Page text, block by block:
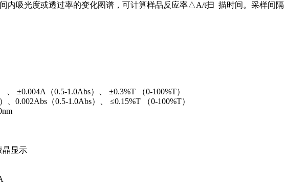
内吸光度或透过率的变化图谱，可计算样品反应率△A/t扫 描时间 。采样间
、 ±0.004A（0.5-1.0Abs） ±0.3%T （0-100%T）
0.002Abs（0.5-1.0Abs） 、 ≤0.15%T （0-100%T）
晶显示